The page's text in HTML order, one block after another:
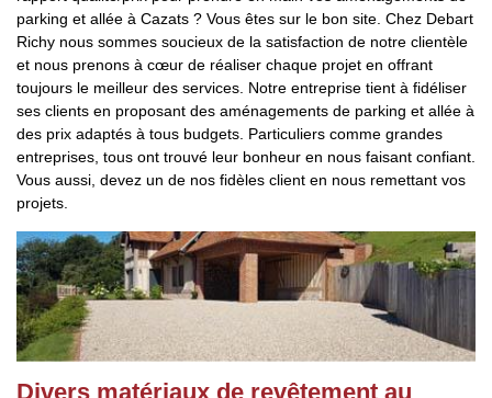
parking et allée à Cazats ? Vous êtes sur le bon site. Chez Debart
Richy nous sommes soucieux de la satisfaction de notre clientèle
et nous prenons à cœur de réaliser chaque projet en offrant
toujours le meilleur des services. Notre entreprise tient à fidéliser
ses clients en proposant des aménagements de parking et allée à
des prix adaptés à tous budgets. Particuliers comme grandes
entreprises, tous ont trouvé leur bonheur en nous faisant confiant.
Vous aussi, devez un de nos fidèles client en nous remettant vos
projets.
Divers matériaux de revêtement au